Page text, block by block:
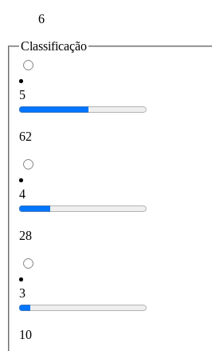
6
Classificação
5
62
4
28
3
10